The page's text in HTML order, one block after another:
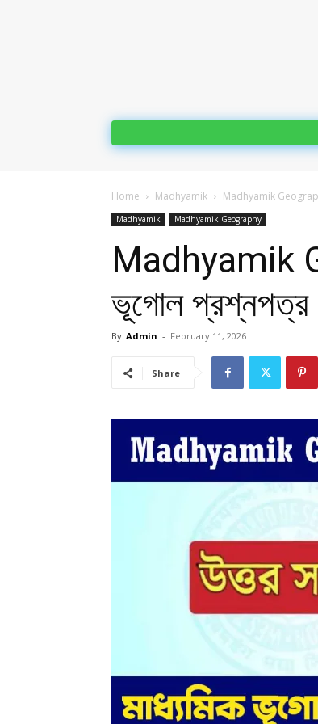
Home Madhyamik Madhyamik
Madhyamik Madhyamik Geography
Madhyamik
ভূগোল প্রশ্নপত্র
By Admin - February 11, 2026
Share